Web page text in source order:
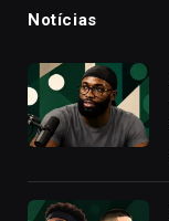
Notícias